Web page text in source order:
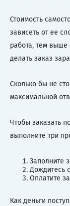
Стоимость
зависеть от ее
работа, тем выше
делать заказ
Сколько бы не
максимальной
Чтобы заказать
выполните три
Заполните
Дождитесь
Оплатите
Как деньги